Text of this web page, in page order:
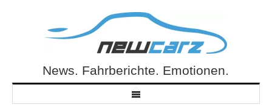
NewCarz.deNews. Fahrberichte. Emotionen.